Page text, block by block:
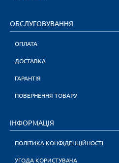
ОБСЛУГОВУВАННЯ
ОПЛАТА
ДОСТАВКА
ГАРАНТІЯ
ПОВЕРНЕННЯ ТОВАРУ
ІНФОРМАЦІЯ
ПОЛІТИКА КОНФІДЕНЦІЙНОСТІ
УГОДА КОРИСТУВАЧА